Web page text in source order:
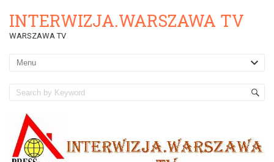
INTERWIZJA.WARSZAWA TV
WARSZAWA TV